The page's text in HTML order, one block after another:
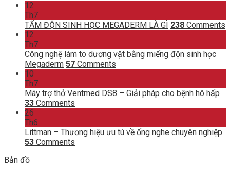
12
Th7
TẤM ĐỘN SINH HỌC MEGADERM LÀ GÌ 238 Comments
12
Th7
Công nghệ làm to dương vật bằng miếng độn sinh học
Megaderm 57 Comments
10
Th7
Máy trợ thở Ventmed DS8 – Giải pháp cho bệnh hô hấp
33 Comments
26
Th6
Littman – Thương hiệu ưu tú về ống nghe chuyên nghiệp
53 Comments
Bản đồ